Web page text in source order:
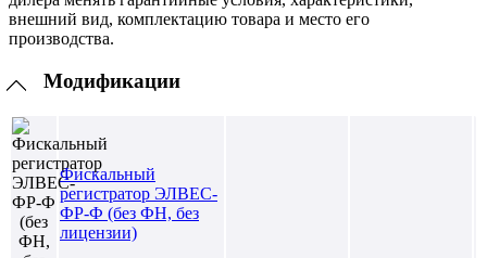
внешний вид, комплектацию товара и место его
производства.
Модификации
Фискальный
регистратор ЭЛВЕС-
ФР-Ф (без ФН, без
лицензии)